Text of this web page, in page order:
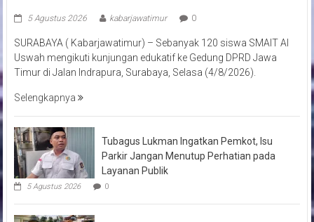
5 Agustus 2026 kabarjawatimur 0
SURABAYA ( Kabarjawatimur) – Sebanyak 120 siswa SMAIT Al
Uswah mengikuti kunjungan edukatif ke Gedung DPRD Jawa
Timur di Jalan Indrapura, Surabaya, Selasa (4/8/2026).
Selengkapnya
Tubagus Lukman Ingatkan Pemkot, Isu
Parkir Jangan Menutup Perhatian pada
Layanan Publik
5 Agustus 2026 0